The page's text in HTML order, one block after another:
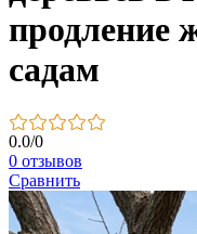
продление
садам
0.0/0
0 отзывов
Сравнить